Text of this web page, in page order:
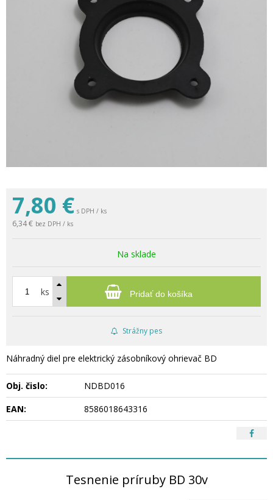
7,80 € s DPH / ks
6,34 € bez DPH / ks
Na sklade
ks Pridať do košíka
Strážny pes
Náhradný diel pre elektrický zásobníkový ohrievač BD
Obj. čislo:
NDBD016
EAN:
8586018643316
Tesnenie príruby BD 30v